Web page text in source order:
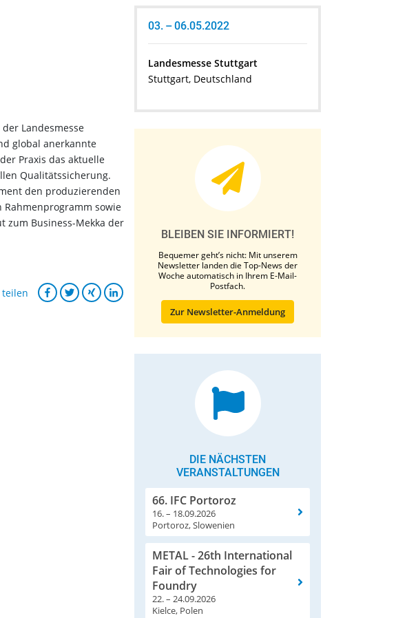
Landesmesse
global anerkannte
Praxis das aktuelle
Qualitätssicherung.
den produzierenden
sowie
zum Business-Mekka der
teilen
03. – 06.05.2022
Landesmesse Stuttgart
Stuttgart, Deutschland
BLEIBEN SIE INFORMIERT!
Bequemer geht’s nicht: Mit unserem
Newsletter landen die Top-News der
Woche automatisch in Ihrem E-Mail-
Postfach.
Zur Newsletter-Anmeldung
DIE NÄCHSTEN
VERANSTALTUNGEN
66. IFC Portoroz
16. – 18.09.2026
Portoroz, Slowenien
METAL - 26th International
Fair of Technologies for
Foundry
22. – 24.09.2026
Kielce, Polen